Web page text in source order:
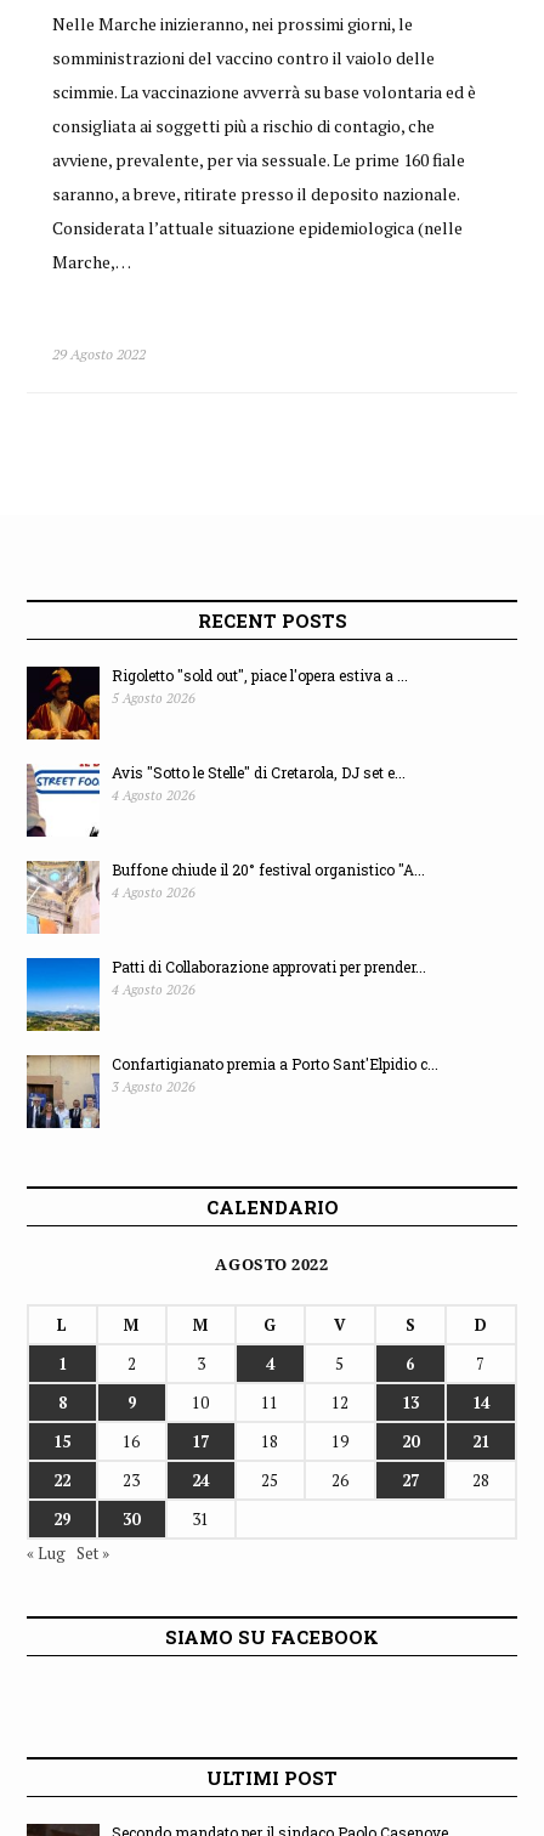
Nelle Marche inizieranno, nei prossimi giorni, le
somministrazioni del vaccino contro il vaiolo delle
scimmie. La vaccinazione avverrà su base volontaria ed è
consigliata ai soggetti più a rischio di contagio, che
avviene, prevalente, per via sessuale. Le prime 160 fiale
saranno, a breve, ritirate presso il deposito nazionale.
Considerata l’attuale situazione epidemiologica (nelle
Marche,…
29 Agosto 2022
RECENT POSTS
Rigoletto "sold out", piace l'opera estiva a ...
5 Agosto 2026
Avis "Sotto le Stelle" di Cretarola, DJ set e...
4 Agosto 2026
Buffone chiude il 20° festival organistico "A...
4 Agosto 2026
Patti di Collaborazione approvati per prender...
4 Agosto 2026
Confartigianato premia a Porto Sant'Elpidio c...
3 Agosto 2026
CALENDARIO
AGOSTO 2022
L M M G V S
D
1
2 3 4 5 6
7
8
9 10 11 12 13
14
15
16 17 18 19 20
21
22
23 24 25 26 27
28
29
30
31
« Lug Set »
SIAMO SU FACEBOOK
ULTIMI POST
Secondo mandato per il sindaco Paolo Casenove